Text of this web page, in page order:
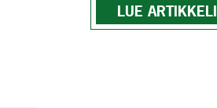
LUE ARTIKKELI